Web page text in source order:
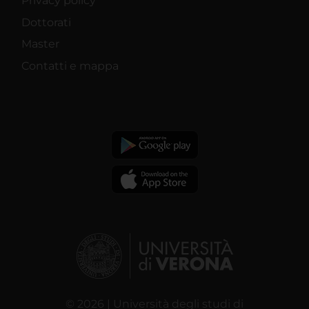
Dottorati
Master
Contatti e mappa
© 2026 | Università degli studi di